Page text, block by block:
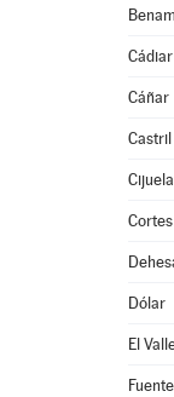
Cádiar
Cáñar
Castril
Cijuela
Dólar
El